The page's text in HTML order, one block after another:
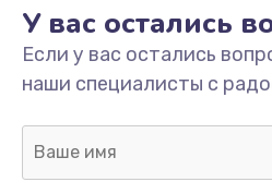
У вас остались
Если у вас остались
наши специалисты с